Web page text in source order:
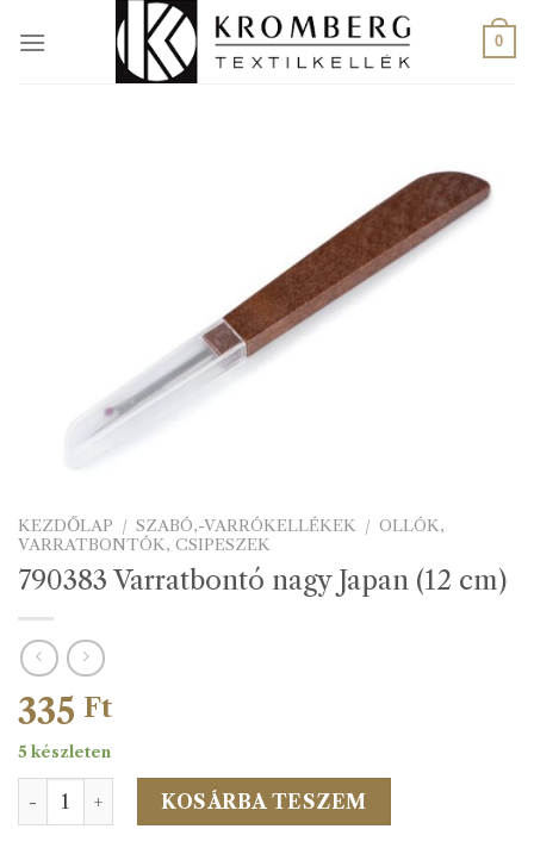
0
KEZDŐLAP / SZABÓ,-VARRÓKELLÉKEK / OLLÓK,
VARRATBONTÓK, CSIPESZEK
790383 Varratbontó nagy Japan (12 cm)
335 Ft
5 készleten
790383 Varratbontó nagy Japan (12 cm) mennyiség
KOSÁRBA TESZEM